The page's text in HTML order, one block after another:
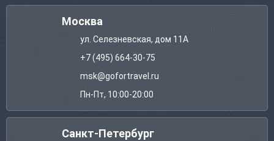
Москва
ул. Селезневская, дом 11А
+7 (495) 664-30-75
msk@gofortravel.ru
Пн-Пт, 10:00-20:00
Санкт-Петербург